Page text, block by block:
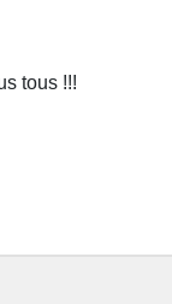
tous !!!